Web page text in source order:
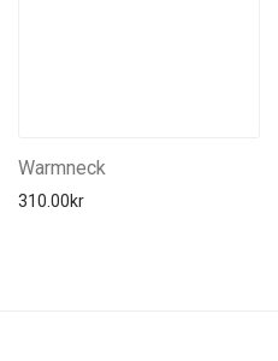
Warmneck
310.00kr